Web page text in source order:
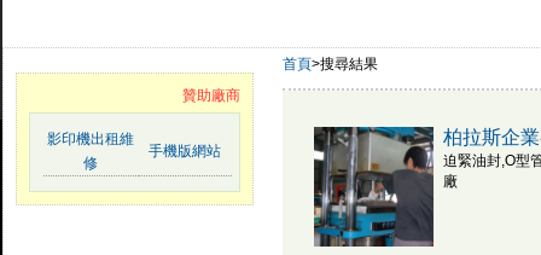
贊助廠商
影印機出租維
修
手機版網站
首頁>搜尋結果
柏拉斯企
迫緊油封,O型
廠